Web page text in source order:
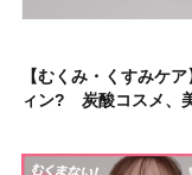
【むくみ・くすみケ
ィン? 炭酸コスメ、